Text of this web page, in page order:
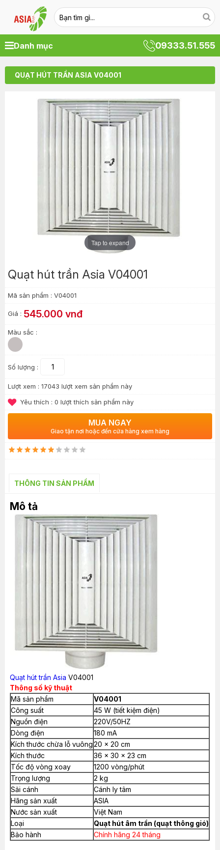
Danh mục 09333.51.555
QUẠT HÚT TRẦN ASIA V04001
Tap to expand
Quạt hút trần Asia V04001
Mã sản phẩm : V04001
Giá : 545.000 vnđ
Màu sắc :
Số lượng :
Lượt xem : 17043 lượt xem sản phẩm này
Yêu thích : 0 lượt thích sản phẩm này
MUA NGAY
Giao tận nơi hoặc đến cửa hàng xem hàng
THÔNG TIN SẢN PHẨM
Mô tả
Quạt hút trần Asia V04001
Thông số kỹ thuật
Mã sản phẩm
V04001
Công suất
45 W (tiết kiệm điện)
Nguồn điện
220V/50HZ
Dòng điện
180 mA
Kích thước chừa lỗ vuông20 x 20 cm
Kích thước
36 x 30 x 23 cm
Tốc độ vòng xoay
1200 vòng/phút
Trọng lượng
2 kg
Sải cánh
Cánh ly tâm
Hãng sản xuất
ASIA
Nước sản xuất
Việt Nam
Loại
Quạt hút âm trần (quạt thông gió)
Bảo hành
Chính hãng 24 tháng